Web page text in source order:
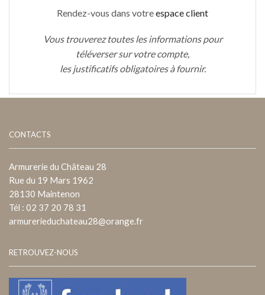
Rendez-vous dans votreespace client
Vous trouverez toutes les informations pour
téléverser sur votre compte,
les justificatifs obligatoires à fournir.
CONTACTS
Armurerie du Château 28
Rue du 19 Mars 1962
28130 Maintenon
Tél : 02 37 20 78 31
armurerieduchateau28@orange.fr
RETROUVEZ-NOUS